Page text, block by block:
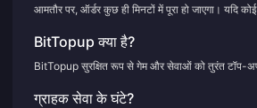
आमतौर पर, ऑर्डर कुछ ही मिनटों में पूरा हो जाएगा। यदि
BitTopup क्या है?
BitTopup सुरक्षित रूप से गेम और सेवाओं को तुरंत टॉप-
ग्राहक सेवा के घंटे?